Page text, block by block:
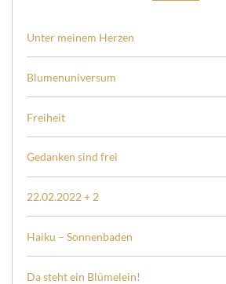
Unter meinem Herzen
Blumenuniversum
Freiheit
Gedanken sind frei
22.02.2022 + 2
Haiku – Sonnenbaden
Da steht ein Blümelein!